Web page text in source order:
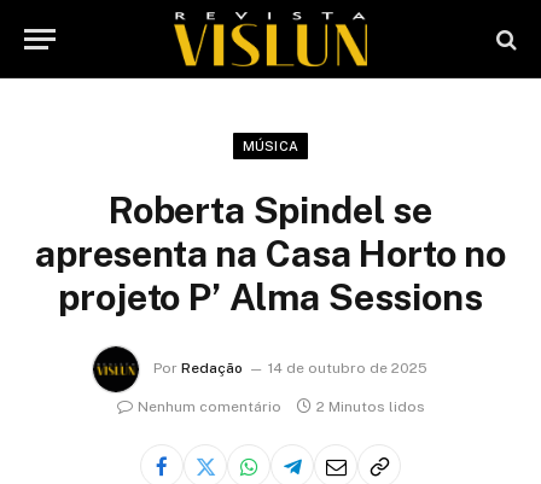
MÚSICA
Roberta Spindel se
apresenta na Casa Horto no
projeto P’ Alma Sessions
Por Redação 14 de outubro de 2025
Nenhum comentário 2 Minutos lidos